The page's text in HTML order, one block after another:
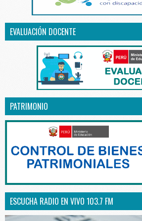
EVALUACIÓN DOCENTE
PATRIMONIO
ESCUCHA RADIO EN VIVO 103.7 FM